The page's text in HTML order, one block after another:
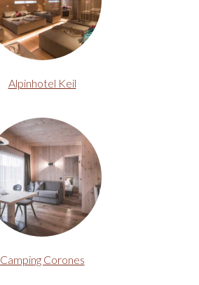
Alpinhotel Keil
Camping Corones